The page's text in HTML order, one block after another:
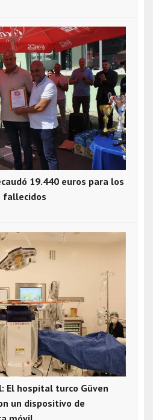
19.440 euros para los
fallecidos
El hospital turco Güven
un dispositivo de